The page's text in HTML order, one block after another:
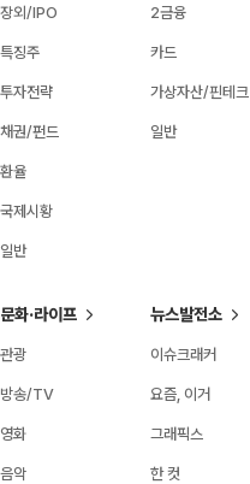
장외/IPO
특징주
투자전략
채권/펀드
환율
국제시황
일반
2금융
카드
가상자산/핀테크
일반
문화·라이프
관광
방송/TV
영화
음악
뉴스발전소
이슈크래커
요즘, 이거
그래픽스
한 컷